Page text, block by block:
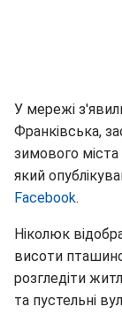
У мережі
Франківська,
зимового
який
Facebook.
Ніколюк
висоти
розгледіти
та пустельні